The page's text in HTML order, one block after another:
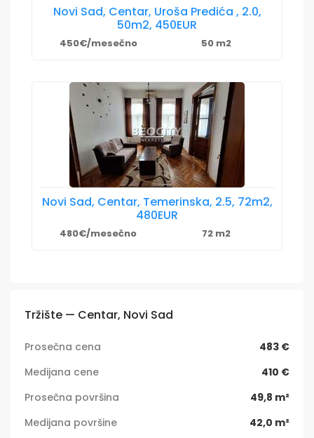
Novi Sad, Centar, Uroša Predića , 2.0,
50m2, 450EUR
450€/mesečno 50 m2
Novi Sad, Centar, Temerinska, 2.5, 72m2,
480EUR
480€/mesečno 72 m2
Tržište — Centar, Novi Sad
Prosečna cena
483 €
Medijana cene
410 €
Prosečna površina
49,8 m²
Medijana površine
42,0 m²